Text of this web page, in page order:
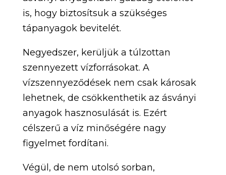
is, hogy biztosítsuk a szükséges
tápanyagok bevitelét.
Negyedszer, kerüljük a túlzottan
szennyezett vízforrásokat. A
vízszennyeződések nem csak károsak
lehetnek, de csökkenthetik az ásványi
anyagok hasznosulását is. Ezért
célszerű a víz minőségére nagy
figyelmet fordítani.
Végül, de nem utolsó sorban,